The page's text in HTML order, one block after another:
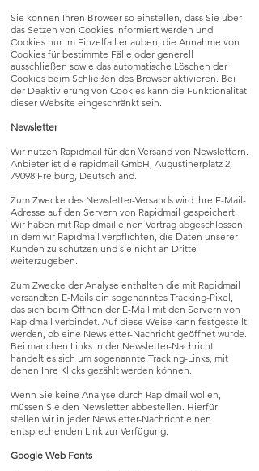
Sie können Ihren Browser so einstellen, dass Sie über
das Setzen von Cookies informiert werden und
Cookies nur im Einzelfall erlauben, die Annahme von
Cookies für bestimmte Fälle oder generell
ausschließen sowie das automatische Löschen der
Cookies beim Schließen des Browser aktivieren. Bei
der Deaktivierung von Cookies kann die Funktionalität
dieser Website eingeschränkt sein.
Newsletter
Wir nutzen Rapidmail für den Versand von Newslettern.
Anbieter ist die rapidmail GmbH, Augustinerplatz 2,
79098 Freiburg, Deutschland.
Zum Zwecke des Newsletter-Versands wird Ihre E-Mail-
Adresse auf den Servern von Rapidmail gespeichert.
Wir haben mit Rapidmail einen Vertrag abgeschlossen,
in dem wir Rapidmail verpflichten, die Daten unserer
Kunden zu schützen und sie nicht an Dritte
weiterzugeben.
Zum Zwecke der Analyse enthalten die mit Rapidmail
versandten E-Mails ein sogenanntes Tracking-Pixel,
das sich beim Öffnen der E-Mail mit den Servern von
Rapidmail verbindet. Auf diese Weise kann festgestellt
werden, ob eine Newsletter-Nachricht geöffnet wurde.
Bei manchen Links in der Newsletter-Nachricht
handelt es sich um sogenannte Tracking-Links, mit
denen Ihre Klicks gezählt werden können.
Wenn Sie keine Analyse durch Rapidmail wollen,
müssen Sie den Newsletter abbestellen. Hierfür
stellen wir in jeder Newsletter-Nachricht einen
entsprechenden Link zur Verfügung.
Google Web Fonts